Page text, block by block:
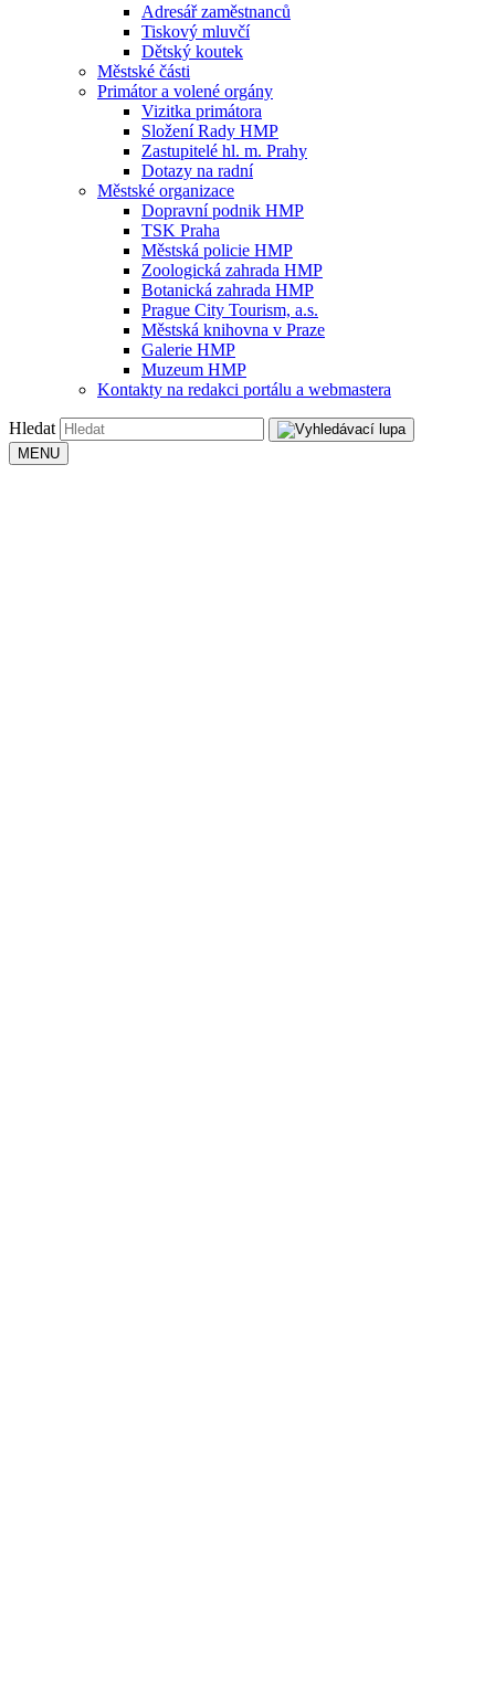
Adresář zaměstnanců
Tiskový mluvčí
Dětský koutek
Městské části
Primátor a volené orgány
Vizitka primátora
Složení Rady HMP
Zastupitelé hl. m. Prahy
Dotazy na radní
Městské organizace
Dopravní podnik HMP
TSK Praha
Městská policie HMP
Zoologická zahrada HMP
Botanická zahrada HMP
Prague City Tourism, a.s.
Městská knihovna v Praze
Galerie HMP
Muzeum HMP
Kontakty na redakci portálu a webmastera
Hledat
MENU